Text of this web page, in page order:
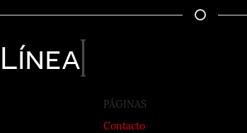
Línea
PÁGINAS
Contacto